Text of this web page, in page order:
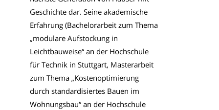
Geschichte dar. Seine akademische
Erfahrung (Bachelorarbeit zum Thema
„modulare Aufstockung in
Leichtbauweise“ an der Hochschule
für Technik in Stuttgart, Masterarbeit
zum Thema „Kostenoptimierung
durch standardisiertes Bauen im
Wohnungsbau“ an der Hochschule